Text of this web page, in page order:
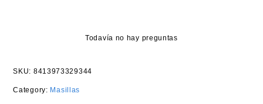
Todavía no hay preguntas
SKU: 8413973329344
Category: Masillas